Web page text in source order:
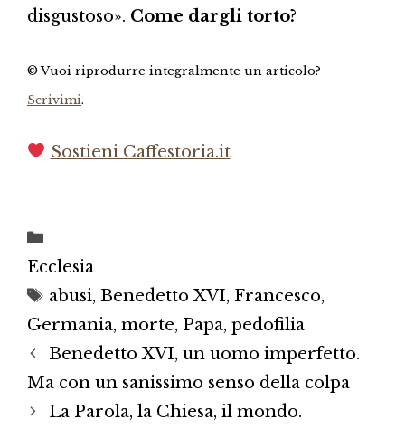
disgustoso». Come dargli torto?
© Vuoi riprodurre integralmente un articolo?
Scrivimi.
Sostieni Caffestoria.it
Ecclesia
Tag
abusi, Benedetto XVI, Francesco,
Germania, morte, Papa, pedofilia
Benedetto XVI, un uomo imperfetto.
Ma con un sanissimo senso della colpa
La Parola, la Chiesa, il mondo.